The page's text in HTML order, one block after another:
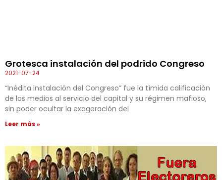
Grotesca instalación del podrido Congreso
2021-07-24
“Inédita instalación del Congreso” fue la tímida calificación
de los medios al servicio del capital y su régimen mafioso,
sin poder ocultar la exageración del
Leer más »